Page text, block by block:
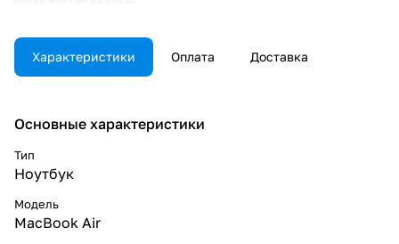
Характеристики Оплата Доставка
Основные характеристики
Тип
Ноутбук
Модель
MacBook Air